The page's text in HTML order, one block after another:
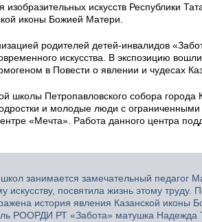
искусств Республики
иконы Божией Матери.
родителей детей-инвалидов
искусства. В экспозицию
в Повести о явлении и чудесах
школы Петропавловского собора города
и молодые люди с
«Мечта». Работа данного центра
занимается замечательный педагог
посвятила жизнь этому труду.
история явления Казанской
РООРДИ РТ «Забота» матушка Надежда